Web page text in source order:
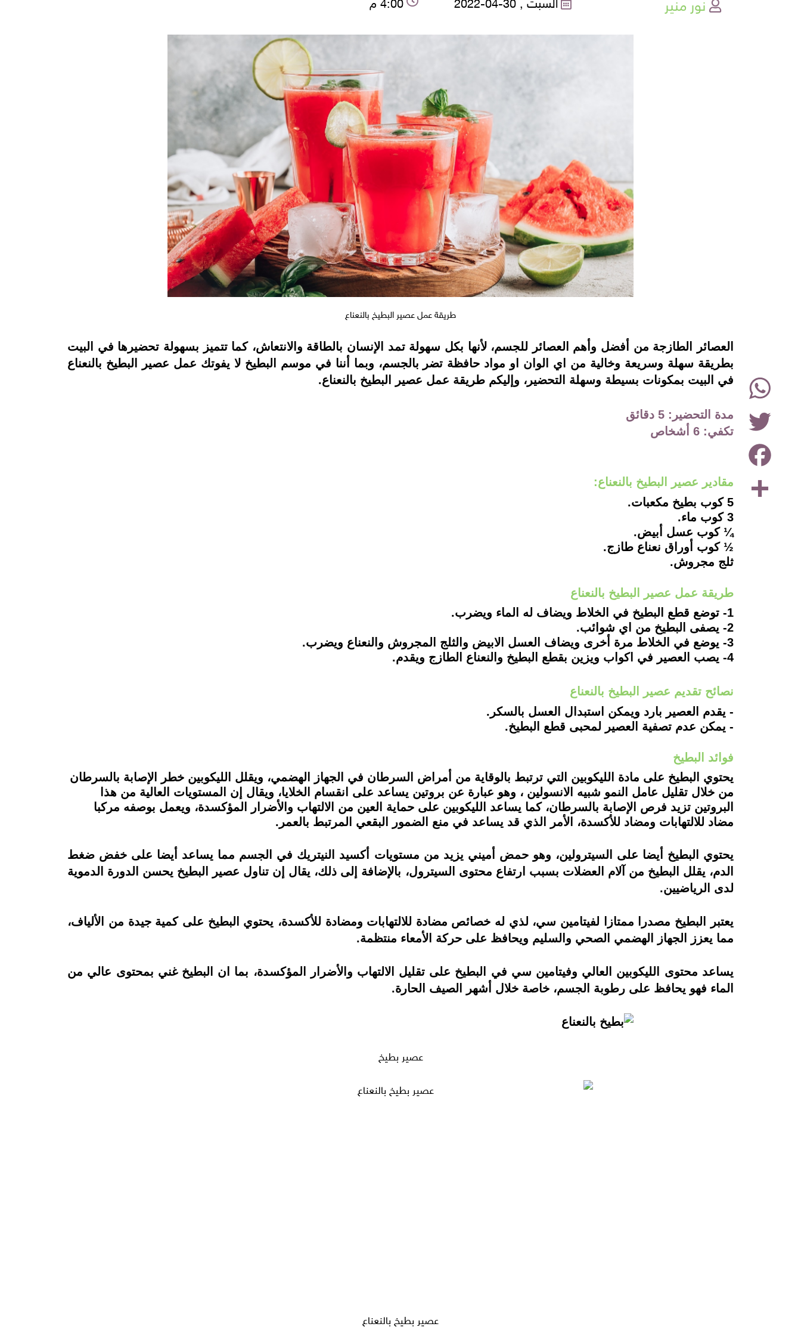
طريقة عمل عصير البطيخ بالنعناع
Share
Facebook
Twitter
WhatsApp
instagramالعصائر الطازجة من أفضل وأهم العصائر للجسم، لأنها بكل سهولة تمد الإنسان بالطاقة والانتعاش، كما تتميز بسهولة تحضيرها في البيت
بطريقة سهلة وسريعة وخالية من اي الوان او مواد حافظة تضر بالجسم، وبما أننا في موسم البطيخ لا يفوتك عمل عصير البطيخ بالنعناع
في البيت بمكونات بسيطة وسهلة التحضير، وإليكم طريقة عمل عصير البطيخ بالنعناع.
مدة التحضير: 5 دقائق
تكفي: 6 أشخاص
مقادير عصير البطيخ بالنعناع:
5 كوب بطيخ مكعبات.
3 كوب ماء.
¼ كوب عسل أبيض.
½ كوب أوراق نعناع طازج.
ثلج مجروش.
طريقة عمل عصير البطيخ بالنعناع
1- توضع قطع البطيخ في الخلاط ويضاف له الماء ويضرب.
2- يصفى البطيخ من اي شوائب.
3- يوضع في الخلاط مرة أخرى ويضاف العسل الابيض والثلج المجروش والنعناع ويضرب.
4- يصب العصير في اكواب ويزين بقطع البطيخ والنعناع الطازج ويقدم.
نصائح تقديم عصير البطيخ بالنعناع
- يقدم العصير بارد ويمكن استبدال العسل بالسكر.
- يمكن عدم تصفية العصير لمحبى قطع البطيخ.
فوائد البطيخ
يحتوي البطيخ على مادة الليكوبين التي ترتبط بالوقاية من أمراض السرطان في الجهاز الهضمي، ويقلل الليكوبين خطر الإصابة بالسرطان
من خلال تقليل عامل النمو شبيه الانسولين ، وهو عبارة عن بروتين يساعد على انقسام الخلايا، ويقال إن المستويات العالية من هذا
البروتين تزيد فرص الإصابة بالسرطان، كما يساعد الليكوبين على حماية العين من الالتهاب والأضرار المؤكسدة، ويعمل بوصفه مركبا
مضاد للالتهابات ومضاد للأكسدة، الأمر الذي قد يساعد في منع الضمور البقعي المرتبط بالعمر.
يحتوي البطيخ أيضا على السيترولين، وهو حمض أميني يزيد من مستويات أكسيد النيتريك في الجسم مما يساعد أيضا على خفض ضغط
الدم، يقلل البطيخ من آلام العضلات بسبب ارتفاع محتوى السيترول، بالإضافة إلى ذلك، يقال إن تناول عصير البطيخ يحسن الدورة الدموية
لدى الرياضيين.
يعتبر البطيخ مصدرا ممتازا لفيتامين سي، لذي له خصائص مضادة للالتهابات ومضادة للأكسدة، يحتوي البطيخ على كمية جيدة من الألياف،
مما يعزز الجهاز الهضمي الصحي والسليم ويحافظ على حركة الأمعاء منتظمة.
يساعد محتوى الليكوبين العالي وفيتامين سي في البطيخ على تقليل الالتهاب والأضرار المؤكسدة، بما ان البطيخ غني بمحتوى عالي من
الماء فهو يحافظ على رطوبة الجسم، خاصة خلال أشهر الصيف الحارة.
عصير بطيخ
عصير بطيخ بالنعناع